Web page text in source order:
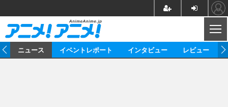
ニュース イベントレポート インタビュー レビュー